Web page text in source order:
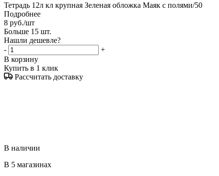
Тетрадь 12л кл крупная Зеленая обложка Маяк с полями/50
Подробнее
8 руб./шт
Больше 15 шт.
Нашли дешевле?
-
+
В корзину
Купить в 1 клик
Рассчитать доставку
В наличии
В 5 магазинах